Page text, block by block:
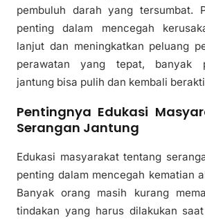
pembuluh darah yang tersumbat.
penting dalam mencegah
lanjut dan meningkatkan peluang
perawatan yang tepat, banyak
jantung bisa pulih dan kembali
Pentingnya Edukasi
Serangan Jantung
Edukasi masyarakat tentang
penting dalam mencegah kematian
Banyak orang masih kurang
tindakan yang harus dilakukan